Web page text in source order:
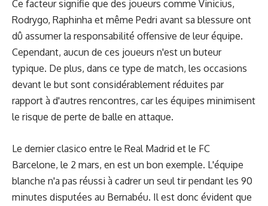
Ce facteur signifie que des joueurs comme Vinicius,
Rodrygo, Raphinha et même Pedri avant sa blessure ont
dû assumer la responsabilité offensive de leur équipe.
Cependant, aucun de ces joueurs n'est un buteur
typique. De plus, dans ce type de match, les occasions
devant le but sont considérablement réduites par
rapport à d'autres rencontres, car les équipes minimisent
le risque de perte de balle en attaque.
Le dernier clasico entre le Real Madrid et le FC
Barcelone, le 2 mars, en est un bon exemple. L'équipe
blanche n'a pas réussi à cadrer un seul tir pendant les 90
minutes disputées au Bernabéu. Il est donc évident que